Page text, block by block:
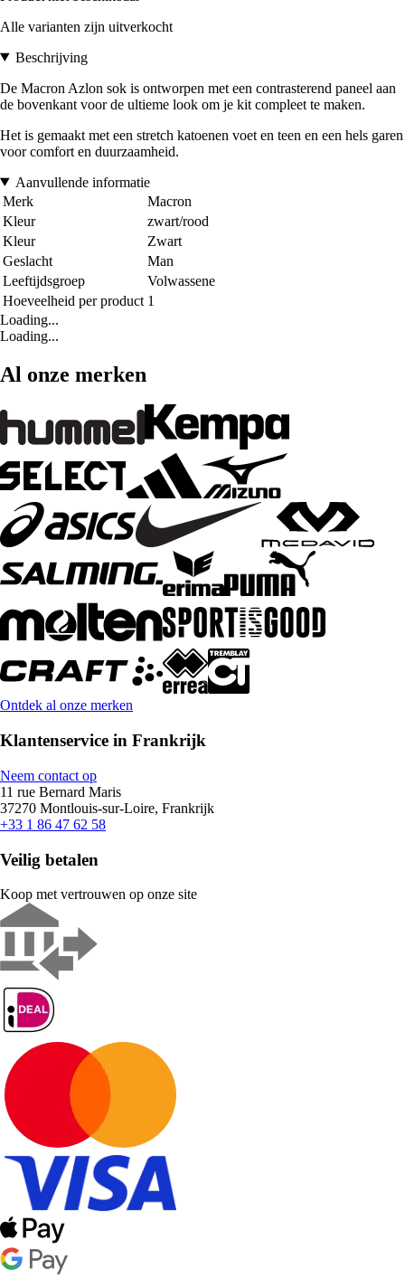
Alle varianten zijn uitverkocht
Beschrijving
De Macron Azlon sok is ontworpen met een contrasterend paneel aan
de bovenkant voor de ultieme look om je kit compleet te maken.
Het is gemaakt met een stretch katoenen voet en teen en een hels garen
voor comfort en duurzaamheid.
Aanvullende informatie
Merk
Macron
Kleur
zwart/rood
Kleur
Zwart
Geslacht
Man
Leeftijdsgroep
Volwassene
Hoeveelheid per product 1
Loading...
Loading...
Al onze merken
Ontdek al onze merken
Klantenservice in Frankrijk
Neem contact op
11 rue Bernard Maris
37270 Montlouis-sur-Loire, Frankrijk
+33 1 86 47 62 58
Veilig betalen
Koop met vertrouwen op onze site